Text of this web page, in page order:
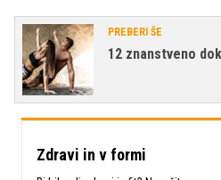
PREBERI ŠE
12 znanstveno
Zdravi in v formi